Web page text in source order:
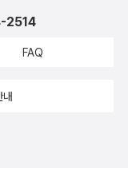
2514
FAQ